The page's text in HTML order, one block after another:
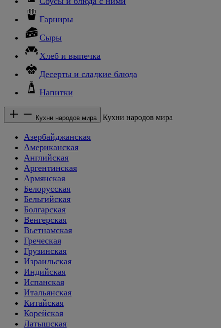
Гарниры
Сыры
Хлеб и выпечка
Десерты и сладкие блюда
Напитки
Кухни народов мира Кухни народов мира
Азербайджанская
Американская
Английская
Аргентинская
Армянская
Белорусская
Бельгийская
Болгарская
Венгерская
Вьетнамская
Греческая
Грузинская
Израильская
Индийская
Испанская
Итальянская
Китайская
Корейская
Латышская